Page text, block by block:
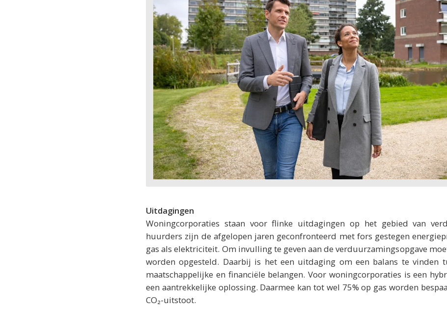
Uitdagingen
Woningcorporaties staan voor flinke uitdagingen op het gebied van
huurders zijn de afgelopen jaren geconfronteerd met fors gestegen
gas als elektriciteit. Om invulling te geven aan de verduurzamingsopgave
worden opgesteld. Daarbij is het een uitdaging om een balans te vinden
maatschappelijke en financiële belangen. Voor woningcorporaties is een
een aantrekkelijke oplossing. Daarmee kan tot wel 75% op gas worden
CO₂-uitstoot.